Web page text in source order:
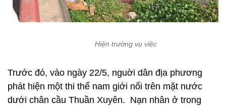
Hiện trường vụ việc
Trước đó, vào ngày 22/5, nguời dân địa phương
phát hiện một thi thể nam giới nổi trên mặt nước
dưới chân cầu Thuần Xuyên. Nạn nhân ở trong